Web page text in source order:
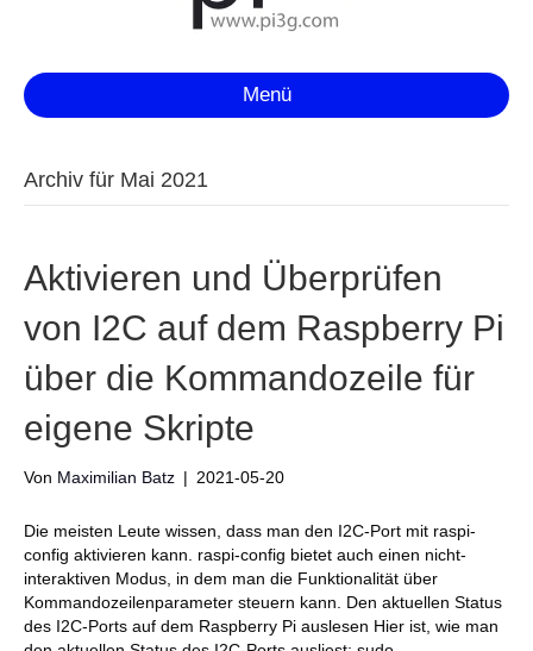
Menü
Archiv für Mai 2021
Aktivieren und Überprüfen
von I2C auf dem Raspberry Pi
über die Kommandozeile für
eigene Skripte
Von Maximilian Batz | 2021-05-20
Die meisten Leute wissen, dass man den I2C-Port mit raspi-
config aktivieren kann. raspi-config bietet auch einen nicht-
interaktiven Modus, in dem man die Funktionalität über
Kommandozeilenparameter steuern kann. Den aktuellen Status
des I2C-Ports auf dem Raspberry Pi auslesen Hier ist, wie man